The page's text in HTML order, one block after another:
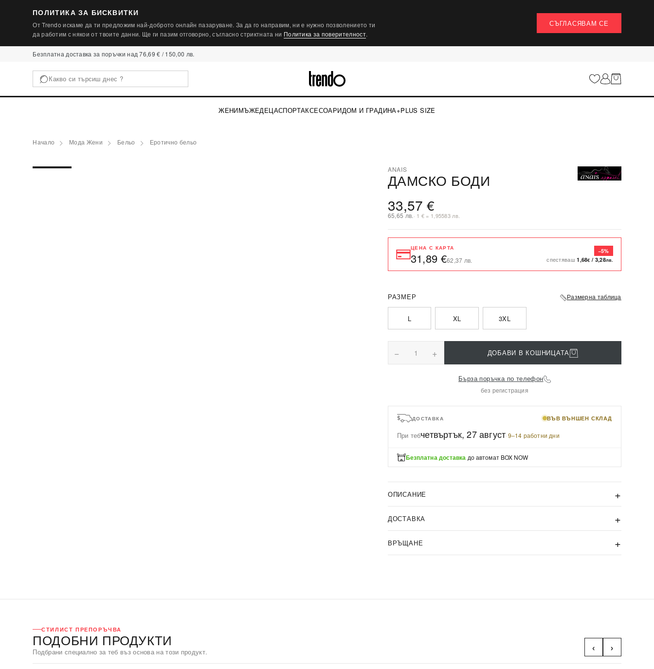
ПОЛИТИКА ЗА БИСКВИТКИ
От Trendo искаме да ти предложим най-доброто онлайн пазаруване. За да го направим, ни е нужно позволението ти
да работим с някои от твоите данни. Ще ги пазим отговорно, съгласно стриктната ни Политика за поверителност.
СЪГЛАСЯВАМ СЕ
Безплатна доставка за поръчки над 76,69 € / 150,00 лв.
ЖЕНИМЪЖЕДЕЦАСПОРТАКСЕСОАРИДОМ И ГРАДИНА+PLUS SIZE
Начало Мода Жени Бельо Еротично бельо
ANAIS
ДАМСКО БОДИ
33,57 €
65,65 лв.· 1 € = 1,95583 лв.
ЦЕНА С КАРТА
31,89 €62,37 лв.
−5%
спестяваш1,68€ / 3,28лв.
РАЗМЕР Размерна таблица
L XL 3XL
− 1 + ДОБАВИ В КОШНИЦАТА
Бърза поръчка по телефон
без регистрация
ДОСТАВКА ВЪВ ВЪНШЕН СКЛАД
При тебчетвъртък, 27 август·9–14 работни дни
Безплатна доставка до автомат BOX NOW
ОПИСАНИЕ
ДОСТАВКА
ВРЪЩАНЕ
СТИЛИСТ ПРЕПОРЪЧВА
ПОДОБНИ ПРОДУКТИ
Подбрани специално за теб въз основа на този продукт. ‹ ›